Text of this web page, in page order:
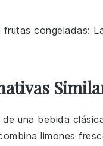
frutas congeladas:
de una bebida
limones